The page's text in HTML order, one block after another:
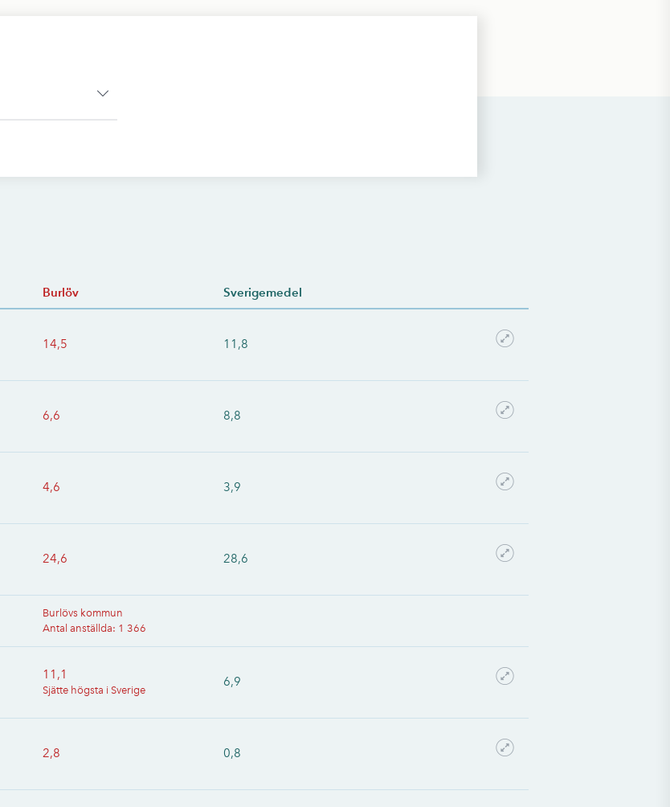
Burlöv Sverigemedel
14,5 11,8
6,6 8,8
4,6 3,9
24,6 28,6
Burlövs kommun
Antal anställda: 1 366
11,1
Sjätte högsta i Sverige
6,9
2,8 0,8